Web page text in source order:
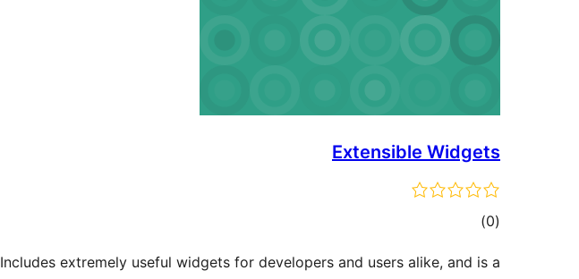
Extensible Widgets
(0 مجموع)
Includes extremely useful widgets for developers and users alike, and is a